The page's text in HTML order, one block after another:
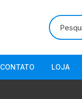
CONTATO LOJA